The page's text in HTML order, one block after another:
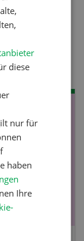
diese
nur für
haben
Ihre